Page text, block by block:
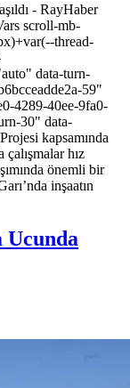
- RayHaber
scroll-mb-
thread-
data-turn-
59"
4289-40ee-9fa0-
30" data-
kapsamında
çalışmalar hız
önemli bir
inşaatın
Ucunda